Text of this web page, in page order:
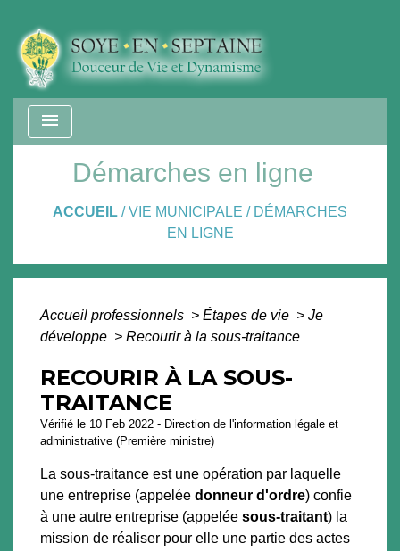
menu
Démarches en ligne
ACCUEIL /VIE MUNICIPALE / DÉMARCHES
EN LIGNE
Accueil professionnels > Étapes de vie > Je
développe > Recourir à la sous-traitance
RECOURIR À LA SOUS-
TRAITANCE
Vérifié le 10 Feb 2022 - Direction de l'information légale et
administrative (Première ministre)
La sous-traitance est une opération par laquelle
une entreprise (appelée donneur d'ordre) confie
à une autre entreprise (appelée sous-traitant) la
mission de réaliser pour elle une partie des actes